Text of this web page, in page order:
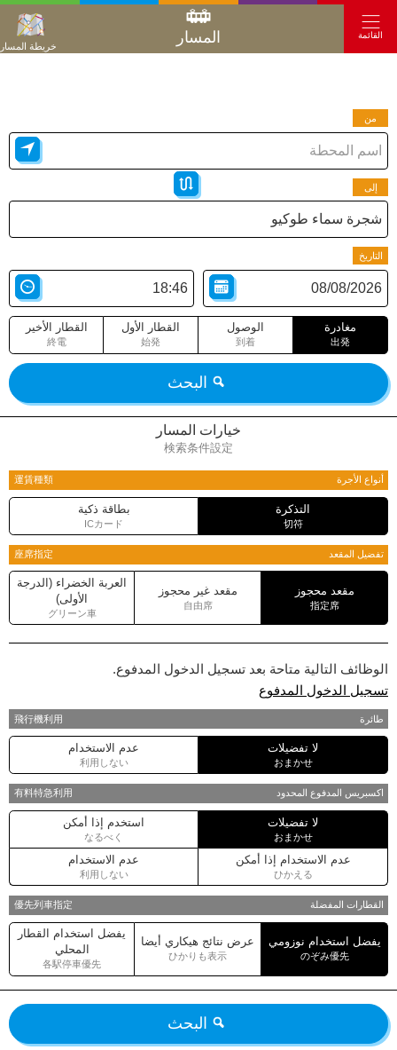
القائمة المسار خريطة المسار
من
إلى
التاريخ
مغادرة
出発
الوصول
到着
القطار الأول
始発
القطار الأخير
終電
البحث
خيارات المسار
検索条件設定
أنواع الأجرة 運賃種類
التذكرة
切符
بطاقة ذكية
ICカード
تفضيل المقعد 座席指定
مقعد محجوز
指定席
مقعد غير محجوز
自由席
العربة الخضراء (الدرجة
الأولى)
グリーン車
الوظائف التالية متاحة بعد تسجيل الدخول المدفوع.
تسجيل الدخول المدفوع
طائرة 飛行機利用
لا تفضيلات
おまかせ
عدم الاستخدام
利用しない
اكسبريس المدفوع المحدود 有料特急利用
لا تفضيلات
おまかせ
استخدم إذا أمكن
なるべく
عدم الاستخدام إذا أمكن
ひかえる
عدم الاستخدام
利用しない
القطارات المفضلة 優先列車指定
يفضل استخدام نوزومي
のぞみ優先
عرض نتائج هيكاري أيضا
ひかりも表示
يفضل استخدام القطار
المحلي
各駅停車優先
البحث